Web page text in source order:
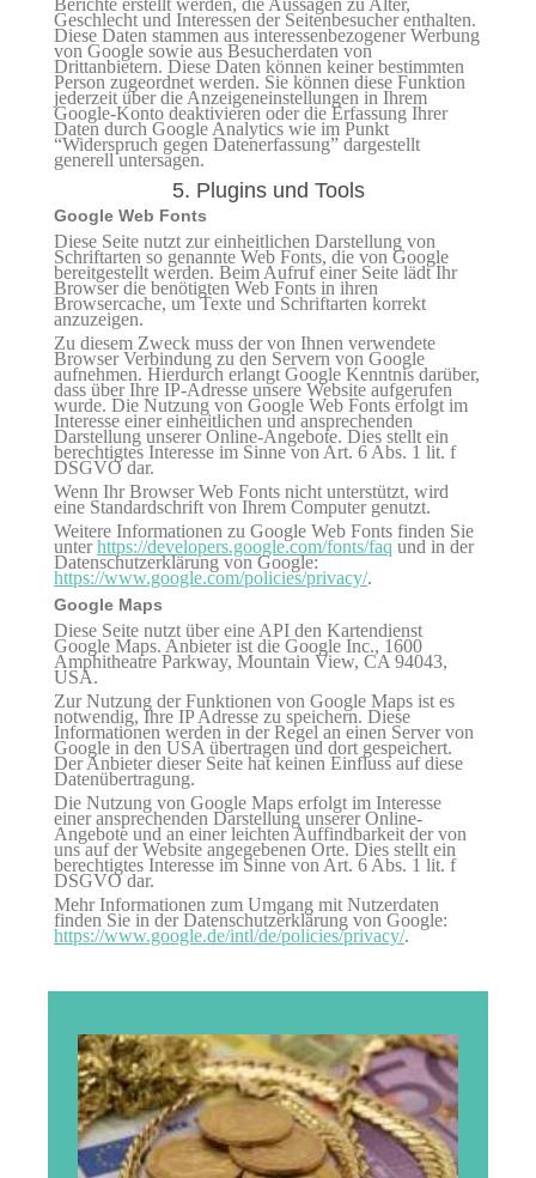
Geschlecht und Interessen der Seitenbesucher enthalten.
Diese Daten stammen aus interessenbezogener Werbung
von Google sowie aus Besucherdaten von
Drittanbietern. Diese Daten können keiner bestimmten
Person zugeordnet werden. Sie können diese Funktion
jederzeit über die Anzeigeneinstellungen in Ihrem
Google-Konto deaktivieren oder die Erfassung Ihrer
Daten durch Google Analytics wie im Punkt
“Widerspruch gegen Datenerfassung” dargestellt
generell untersagen.
5. Plugins und Tools
Google Web Fonts
Diese Seite nutzt zur einheitlichen Darstellung von
Schriftarten so genannte Web Fonts, die von Google
bereitgestellt werden. Beim Aufruf einer Seite lädt Ihr
Browser die benötigten Web Fonts in ihren
Browsercache, um Texte und Schriftarten korrekt
anzuzeigen.
Zu diesem Zweck muss der von Ihnen verwendete
Browser Verbindung zu den Servern von Google
aufnehmen. Hierdurch erlangt Google Kenntnis darüber,
dass über Ihre IP-Adresse unsere Website aufgerufen
wurde. Die Nutzung von Google Web Fonts erfolgt im
Interesse einer einheitlichen und ansprechenden
Darstellung unserer Online-Angebote. Dies stellt ein
berechtigtes Interesse im Sinne von Art. 6 Abs. 1 lit. f
DSGVO dar.
Wenn Ihr Browser Web Fonts nicht unterstützt, wird
eine Standardschrift von Ihrem Computer genutzt.
Weitere Informationen zu Google Web Fonts finden Sie
unterhttps://developers.google.com/fonts/faq und in der
Datenschutzerklärung von Google:
https://www.google.com/policies/privacy/.
Google Maps
Diese Seite nutzt über eine API den Kartendienst
Google Maps. Anbieter ist die Google Inc., 1600
Amphitheatre Parkway, Mountain View, CA 94043,
USA.
Zur Nutzung der Funktionen von Google Maps ist es
notwendig, Ihre IP Adresse zu speichern. Diese
Informationen werden in der Regel an einen Server von
Google in den USA übertragen und dort gespeichert.
Der Anbieter dieser Seite hat keinen Einfluss auf diese
Datenübertragung.
Die Nutzung von Google Maps erfolgt im Interesse
einer ansprechenden Darstellung unserer Online-
Angebote und an einer leichten Auffindbarkeit der von
uns auf der Website angegebenen Orte. Dies stellt ein
berechtigtes Interesse im Sinne von Art. 6 Abs. 1 lit. f
DSGVO dar.
Mehr Informationen zum Umgang mit Nutzerdaten
finden Sie in der Datenschutzerklärung von Google:
https://www.google.de/intl/de/policies/privacy/.